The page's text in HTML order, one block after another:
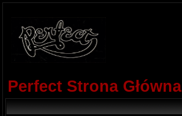
Perfect Strona Główna